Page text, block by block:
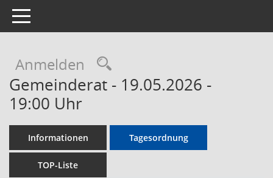
Toggle navigation
Anmelden Rechercheauswahl
Gemeinderat - 19.05.2026 -
19:00 Uhr
Informationen Tagesordnung
TOP-Liste